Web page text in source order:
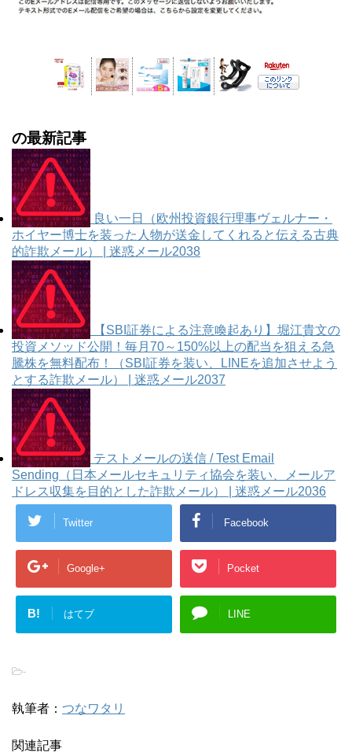
の最新記事
良い一日（欧州投資銀行理事ヴェルナー・
ホイヤー博士を装った人物が送金してくれると伝える古典
的詐欺メール） | 迷惑メール2038
【SBI証券による注意喚起あり】堀江貴文の
投資メソッド公開！毎月70～150%以上の配当を狙える急
騰株を無料配布！（SBI証券を装い、LINEを追加させよう
とする詐欺メール） | 迷惑メール2037
テストメールの送信 / Test Email
Sending（日本メールセキュリティ協会を装い、メールア
ドレス収集を目的とした詐欺メール） | 迷惑メール2036
Twitter Facebook
Google+ Pocket
B! はてブ LINE
-
執筆者： つなワタリ
関連記事